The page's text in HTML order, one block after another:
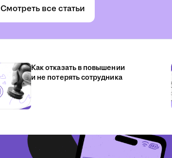
Смотреть все статьи
Как отказать в повышении
и не потерять сотрудника